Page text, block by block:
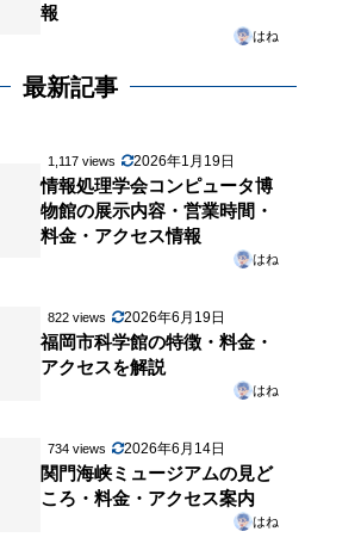
報
はね
最新記事
1,117 views 2026年1月19日
情報処理学会コンピュータ博
物館の展示内容・営業時間・
料金・アクセス情報
はね
822 views 2026年6月19日
福岡市科学館の特徴・料金・
アクセスを解説
はね
734 views 2026年6月14日
関門海峡ミュージアムの見ど
ころ・料金・アクセス案内
はね